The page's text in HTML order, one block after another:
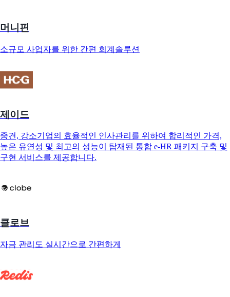
머니핀
소규모 사업자를 위한 간편 회계솔루션
제이드
중견, 강소기업의 효율적인 인사관리를 위하여 합리적인 가격,
높은 유연성 및 최고의 성능이 탑재된 통합 e-HR 패키지 구축 및
구현 서비스를 제공합니다.
클로브
자금 관리도 실시간으로 간편하게